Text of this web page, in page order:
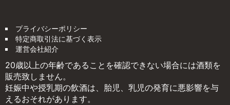
プライバシーポリシー
特定商取引法に基づく表示
運営会社紹介
20歳以上の年齢であることを確認できない場合には酒類を
販売致しません。
妊娠中や授乳期の飲酒は、胎児、乳児の発育に悪影響を与
えるおそれがあります。